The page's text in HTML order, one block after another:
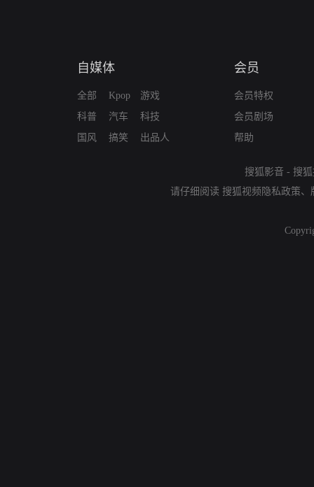
自媒体
全部
科普
国风
Kpop
汽车
搞笑
游戏
科技
出品人
会员
会员特权
会员剧场
帮助
搜狐影音 - 搜
请仔细阅读 搜狐视频隐私政策、